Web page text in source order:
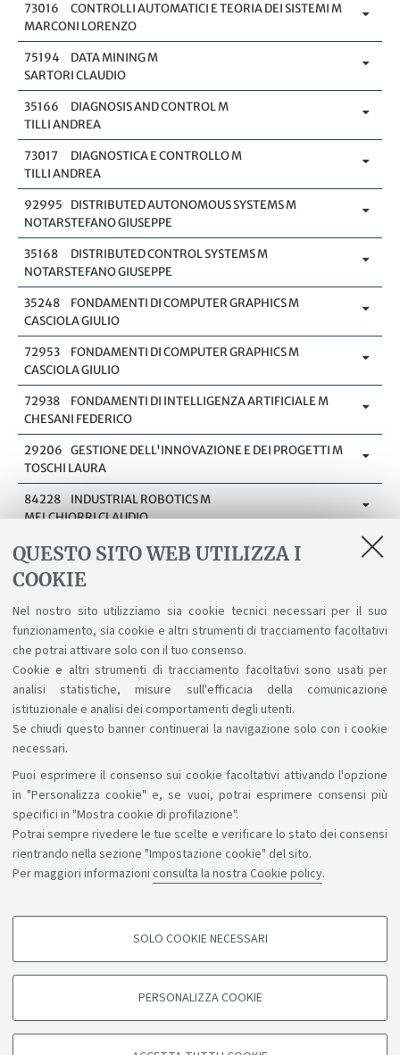
QUESTO SITO WEB UTILIZZA I
COOKIE
Nel nostro sito utilizziamo sia cookie tecnici necessari per il suo
funzionamento, sia cookie e altri strumenti di tracciamento facoltativi
che potrai attivare solo con il tuo consenso.
Cookie e altri strumenti di tracciamento facoltativi sono usati per
analisi statistiche, misure sull'efficacia della comunicazione
istituzionale e analisi dei comportamenti degli utenti.
Se chiudi questo banner continuerai la navigazione solo con i cookie
necessari.
Puoi esprimere il consenso sui cookie facoltativi attivando l'opzione
in "Personalizza cookie" e, se vuoi, potrai esprimere consensi più
specifici in "Mostra cookie di profilazione".
Potrai sempre rivedere le tue scelte e verificare lo stato dei consensi
rientrando nella sezione "Impostazione cookie" del sito.
Per maggiori informazioni consulta la nostra Cookie policy.
COOKIE DI PROFILAZIONE - FACOLTATIVI
degli utenti, creare profili in base al loro comportamento sul sito, per analisi
di marketing.
SOLO COOKIE NECESSARI
PERSONALIZZA COOKIE
73016
CONTROLLI AUTOMATICI E TEORIA DEI SISTEMI M
MARCONI LORENZO
75194
DATA MINING M
SARTORI CLAUDIO
35166
DIAGNOSIS AND CONTROL M
TILLI ANDREA
73017
DIAGNOSTICA E CONTROLLO M
TILLI ANDREA
92995
DISTRIBUTED AUTONOMOUS SYSTEMS M
NOTARSTEFANO GIUSEPPE
35168
DISTRIBUTED CONTROL SYSTEMS M
NOTARSTEFANO GIUSEPPE
35248
FONDAMENTI DI COMPUTER GRAPHICS M
CASCIOLA GIULIO
72953
FONDAMENTI DI COMPUTER GRAPHICS M
CASCIOLA GIULIO
72938
FONDAMENTI DI INTELLIGENZA ARTIFICIALE M
CHESANI FEDERICO
29206 GESTIONE DELL'INNOVAZIONE E DEI PROGETTI M
TOSCHI LAURA
84228
INDUSTRIAL ROBOTICS M
MELCHIORRI CLAUDIO
84531
INFRASTRUCTURES FOR CLOUD COMPUTING AND
BIG DATA M
CORRADI ANTONIO
78778 INTELLIGENT SYSTEMS M
MILANO MICHELA
1 2 3
Sosteniamo il diritto alla conoscenza
Seguici su:
Bologna - Via Zamboni, 33 - 40126 Bologna - PI: 01131710376 -
CF: 80007010376